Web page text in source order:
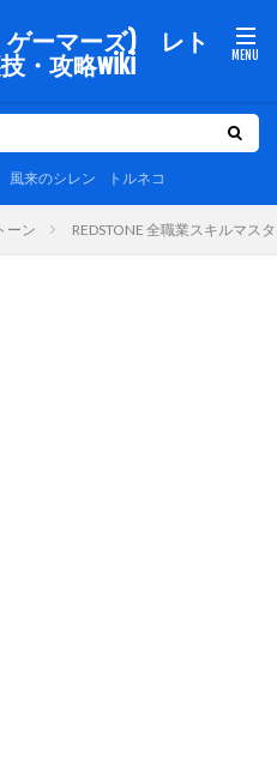
ゲーマーズ) レト
・攻略wiki
風来のシレン トルネコ
ーン REDSTONE 全職業スキルマス